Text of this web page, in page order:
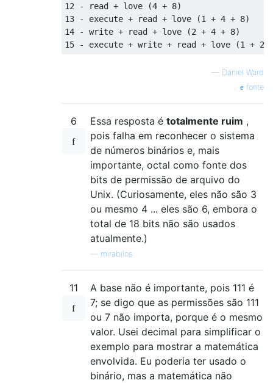
12 - read + love (4 + 8)
13 - execute + read + love (1 + 4 + 8)
14 - write + read + love (2 + 4 + 8)
— Daniel Ward
fonte
6 Essa resposta é totalmente ruim ,
pois falha em reconhecer o sistema
de números binários e, mais
importante, octal como fonte dos
bits de permissão de arquivo do
Unix. (Curiosamente, eles não são 3
ou mesmo 4 ... eles são 6, embora o
total de 18 bits não são usados
atualmente.)
mirabilos
11
A base não é importante, pois 111 é
7; se digo que as permissões são 111
ou 7 não importa, porque é o mesmo
valor. Usei decimal para simplificar o
exemplo para mostrar a matemática
envolvida. Eu poderia ter usado o
binário, mas a matemática não